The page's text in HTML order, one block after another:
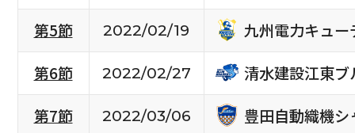
第5節
2022/02/19
九州電力キュ
第6節
2022/02/27
清水建設江東
第7節
2022/03/06
豊田自動織機